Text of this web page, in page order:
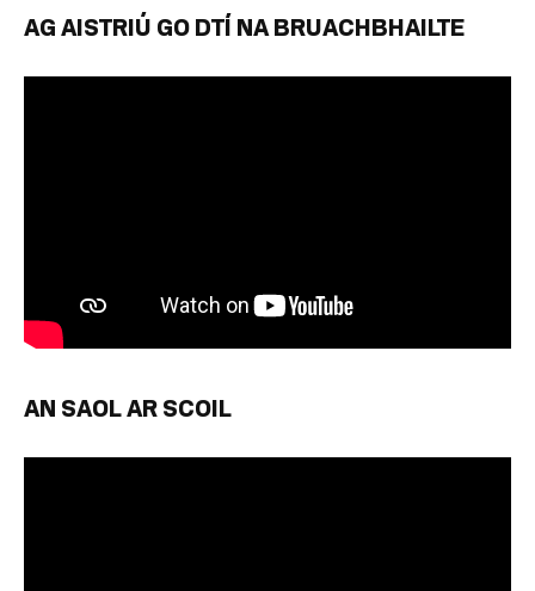
AG AISTRIÚ GO DTÍ NA BRUACHBHAILTE
AN SAOL AR SCOIL